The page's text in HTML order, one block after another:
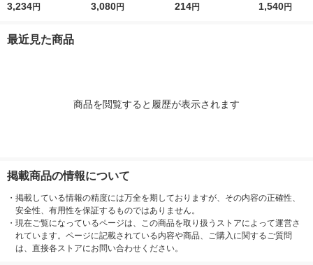
ナノ ちいかわ（BO
3,234円
あそびにおいでよ！お
3,080円
うちで事件!? 指紋を
214円
ども日本地図
1,540円
最近見た商品
商品を閲覧すると履歴が表示されます
掲載商品の情報について
・ 掲載している情報の精度には万全を期しておりますが、その内容の正確性、
安全性、有用性を保証するものではありません。
・ 現在ご覧になっているページは、この商品を取り扱うストアによって運営さ
れています。ページに記載されている内容や商品、ご購入に関するご質問
は、直接各ストアにお問い合わせください。